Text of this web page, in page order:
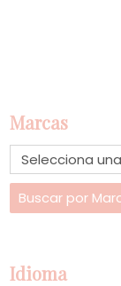
Marcas
Idioma